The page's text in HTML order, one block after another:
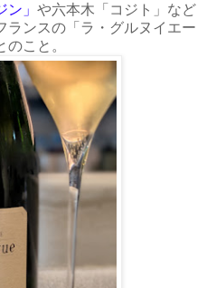
」 や六本木「コジト」など
ランスの「ラ・グルヌイエー
こと。